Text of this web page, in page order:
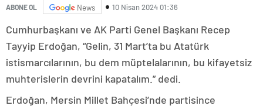
ABONE OL News 10 Nisan 2024 01:36
Cumhurbaşkanı ve AK Parti Genel Başkanı Recep
Tayyip Erdoğan, “Gelin, 31 Mart’ta bu Atatürk
istismarcılarının, bu dem müptelalarının, bu kifayetsiz
muhterislerin devrini kapatalım.” dedi.
Erdoğan, Mersin Millet Bahçesi’nde partisince